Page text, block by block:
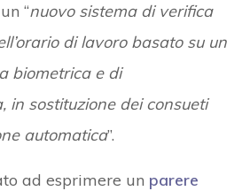
“nuovo sistema di verifica
di lavoro basato su un
biometrica e di
in sostituzione dei consueti
automatica”.
ad esprimere un parere